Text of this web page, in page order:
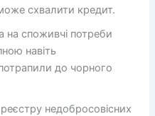
схвалити кредит.
на споживчі потреби
навіть
до чорного
недобросовісних